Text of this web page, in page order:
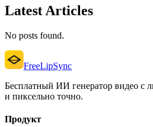
Latest Articles
No posts found.
FreeLipSync
Бесплатный ИИ генератор видео с
и пиксельно точно.
Продукт